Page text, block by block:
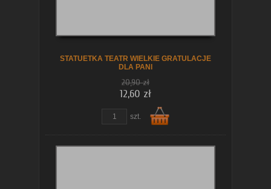
STATUETKA TEATR WIELKIE GRATULACJE
DLA PANI
20,90 zł
12,60 zł
szt.